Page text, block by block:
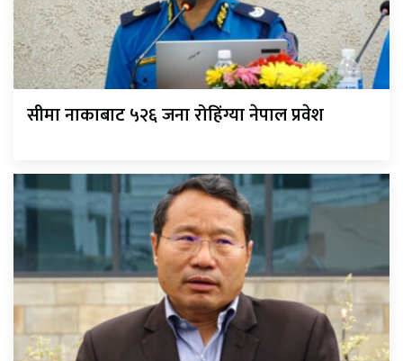
सीमा नाकाबाट ५२६ जना रोहिंग्या नेपाल प्रवेश